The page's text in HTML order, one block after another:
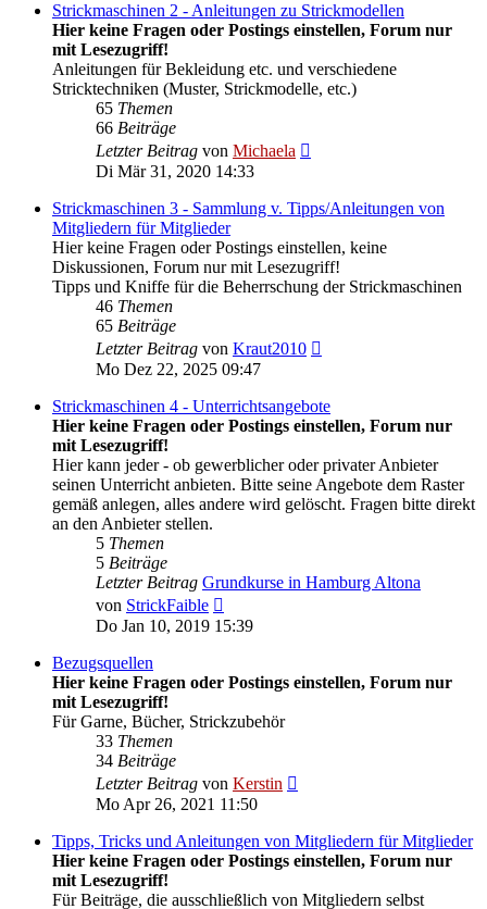
Strickmaschinen 2 - Anleitungen zu Strickmodellen
Hier keine Fragen oder Postings einstellen, Forum nur
mit Lesezugriff!
Anleitungen für Bekleidung etc. und verschiedene
Stricktechniken (Muster, Strickmodelle, etc.)
65 Themen
66 Beiträge
Letzter Beitrag von Michaela
Di Mär 31, 2020 14:33
Strickmaschinen 3 - Sammlung v. Tipps/Anleitungen von
Mitgliedern für Mitglieder
Hier keine Fragen oder Postings einstellen, keine
Diskussionen, Forum nur mit Lesezugriff!
Tipps und Kniffe für die Beherrschung der Strickmaschinen
46 Themen
65 Beiträge
Letzter Beitrag von Kraut2010
Mo Dez 22, 2025 09:47
Strickmaschinen 4 - Unterrichtsangebote
Hier keine Fragen oder Postings einstellen, Forum nur
mit Lesezugriff!
Hier kann jeder - ob gewerblicher oder privater Anbieter
seinen Unterricht anbieten. Bitte seine Angebote dem Raster
gemäß anlegen, alles andere wird gelöscht. Fragen bitte direkt
an den Anbieter stellen.
5 Themen
5 Beiträge
Letzter Beitrag Grundkurse in Hamburg Altona
von StrickFaible
Beitrag
Do Jan 10, 2019 15:39
Bezugsquellen
Hier keine Fragen oder Postings einstellen, Forum nur
mit Lesezugriff!
Für Garne, Bücher, Strickzubehör
33 Themen
34 Beiträge
Letzter Beitrag von Kerstin
Mo Apr 26, 2021 11:50
Tipps, Tricks und Anleitungen von Mitgliedern für Mitglieder
Hier keine Fragen oder Postings einstellen, Forum nur
mit Lesezugriff!
Für Beiträge, die ausschließlich von Mitgliedern selbst